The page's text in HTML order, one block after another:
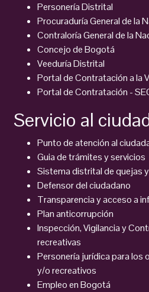
Personería Distrital
Procuraduría General de la
Contraloría General de la
Concejo de Bogotá
Veeduría Distrital
Portal de Contratación a la
Portal de Contratación -
Servicio al
Punto de atención al
Guia de trámites y servicios
Sistema distrital de quejas
Defensor del ciudadano
Transparencia y acceso a
Plan anticorrupción
Inspección, Vigilancia y
recreativas
Personería jurídica para los
y/o recreativos
Empleo en Bogotá